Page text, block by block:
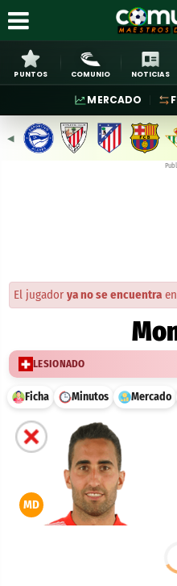
PUNTOS COMUNIO NOTICIAS
MERCADO
◀︎
El jugador ya no se encuentra
LESIONADO
Ficha Minutos Mercado
MD